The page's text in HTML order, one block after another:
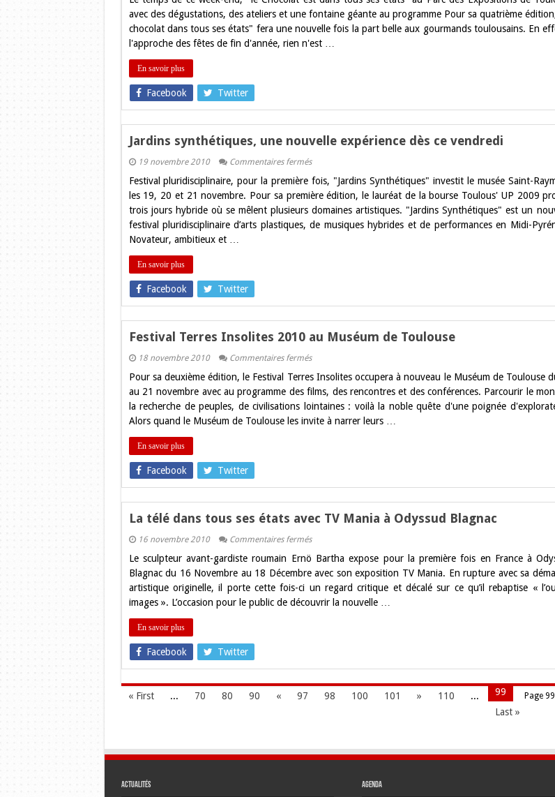
le
Chocolat
est
dans
tous
avec des dégustations, des ateliers et une fontaine géante au programme Pour sa quatrième
chocolat dans tous ses états" fera une nouvelle fois la part belle aux gourmands toulousains. En
l'approche des fêtes de fin d'année, rien n'est …
En savoir plus
Facebook Twitter
Jardins synthétiques, une nouvelle expérience dès ce vendredi
19 novembre 2010 Commentaires ferméssur
synthétiques,
une
nouvelle
expérience
dès
ce
Festival pluridisciplinaire, pour la première fois, "Jardins Synthétiques" investit le musée Saint-
les 19, 20 et 21 novembre. Pour sa première édition, le lauréat de la bourse Toulous' UP 2009
trois jours hybride où se mêlent plusieurs domaines artistiques. "Jardins Synthétiques" est un
festival pluridisciplinaire d’arts plastiques, de musiques hybrides et de performances en Midi-
Novateur, ambitieux et …
En savoir plus
Facebook Twitter
Festival Terres Insolites 2010 au Muséum de Toulouse
18 novembre 2010 Commentaires ferméssur
Terres
Insolites
2010
au
Muséum
de
Pour sa deuxième édition, le Festival Terres Insolites occupera à nouveau le Muséum de Toulouse
au 21 novembre avec au programme des films, des rencontres et des conférences. Parcourir le
la recherche de peuples, de civilisations lointaines : voilà la noble quête d'une poignée
Alors quand le Muséum de Toulouse les invite à narrer leurs …
En savoir plus
Facebook Twitter
La télé dans tous ses états avec TV Mania à Odyssud Blagnac
16 novembre 2010 Commentaires ferméssur
télé
tous
ses
états
avec
Le sculpteur avant-gardiste roumain Ernö Bartha expose pour la première fois en France à
Blagnac du 16 Novembre au 18 Décembre avec son exposition TV Mania. En rupture avec sa
artistique originelle, il porte cette fois-ci un regard critique et décalé sur ce qu’il rebaptise «
images ». L’occasion pour le public de découvrir la nouvelle …
En savoir plus
Facebook Twitter
Page
« First ... 70 80 90 « 97 98 99
100 101 » 110
...
Last »
Actualités Agenda